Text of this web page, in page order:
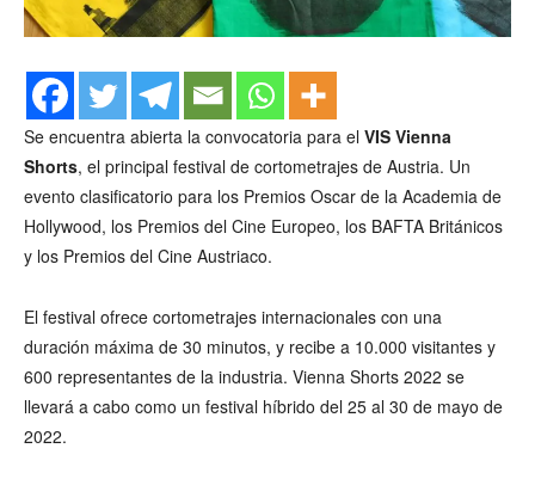
Se encuentra abierta la convocatoria para el VIS Vienna
Shorts, el principal festival de cortometrajes de Austria. Un
evento clasificatorio para los Premios Oscar de la Academia de
Hollywood, los Premios del Cine Europeo, los BAFTA Británicos
y los Premios del Cine Austriaco.
El festival ofrece cortometrajes internacionales con una
duración máxima de 30 minutos, y recibe a 10.000 visitantes y
600 representantes de la industria. Vienna Shorts 2022 se
llevará a cabo como un festival híbrido del 25 al 30 de mayo de
2022.